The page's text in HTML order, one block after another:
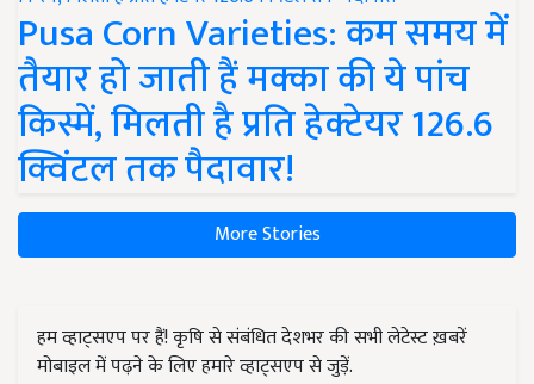
Pusa Corn Varieties: कम समय में
तैयार हो जाती हैं मक्का की ये पांच
किस्में, मिलती है प्रति हेक्टेयर 126.6
क्विंटल तक पैदावार!
More Stories
हम व्हाट्सएप पर हैं! कृषि से संबंधित देशभर की सभी लेटेस्ट ख़बरें
मोबाइल में पढ़ने के लिए हमारे व्हाट्सएप से जुड़ें.